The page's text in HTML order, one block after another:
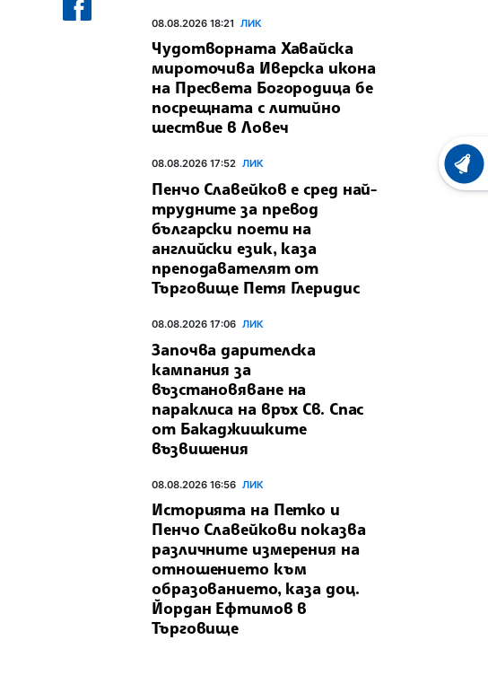
08.08.2026 18:21 ЛИК
Чудотворната Хавайска
мироточива Иверска икона
на Пресвета Богородица бе
посрещната с литийно
шествие в Ловеч
08.08.2026 17:52 ЛИК
Пенчо Славейков е сред най-
трудните за превод
български поети на
английски език, каза
преподавателят от
Търговище Петя Глеридис
08.08.2026 17:06 ЛИК
Започва дарителска
кампания за
възстановяване на
параклиса на връх Св. Спас
от Бакаджишките
възвишения
08.08.2026 16:56 ЛИК
Историята на Петко и
Пенчо Славейкови показва
различните измерения на
отношението към
образованието, каза доц.
Йордан Ефтимов в
Търговище